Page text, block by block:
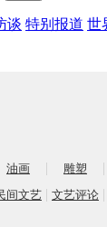
谈 特别报道 世
油画 | 雕塑 |
间文艺 | 文艺评论 |